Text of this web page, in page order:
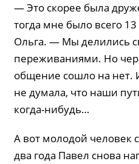
— Это скорее была
тогда мне было всего
Ольга. — Мы делились
переживаниями. Но
общение сошло на нет.
не думала, что наши
когда-нибудь…
А вот молодой человек
два года Павел снова